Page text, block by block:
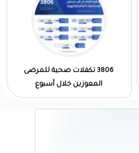
3806 تكفلات صحية للمرضى
المعوزين خلال أسبوع